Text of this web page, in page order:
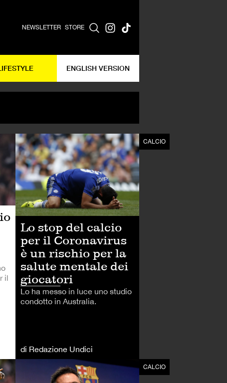
NEWSLETTER STORE
ENGLISH VERSION
CALCIO
il
CALCIO
Lo stop del calcio
per il Coronavirus
è un rischio per la
salute mentale dei
giocatori
Lo ha messo in luce uno studio
condotto in Australia.
di Redazione Undici
CALCIO